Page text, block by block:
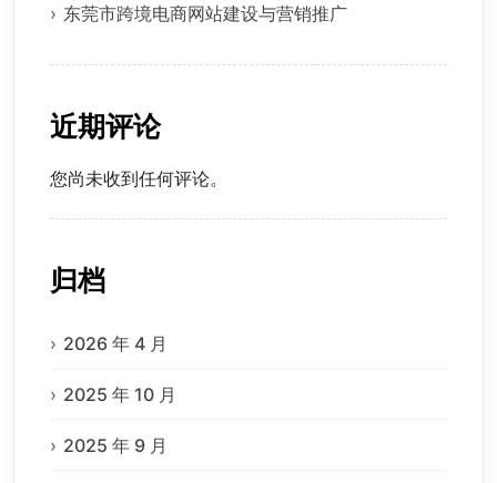
东莞市跨境电商网站建设与营销推广
近期评论
您尚未收到任何评论。
归档
2026 年 4 月
2025 年 10 月
2025 年 9 月